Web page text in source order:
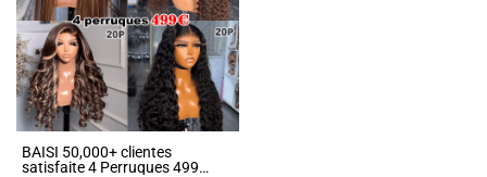
BAISI 50,000+ clientes
satisfaite 4 Perruques 499